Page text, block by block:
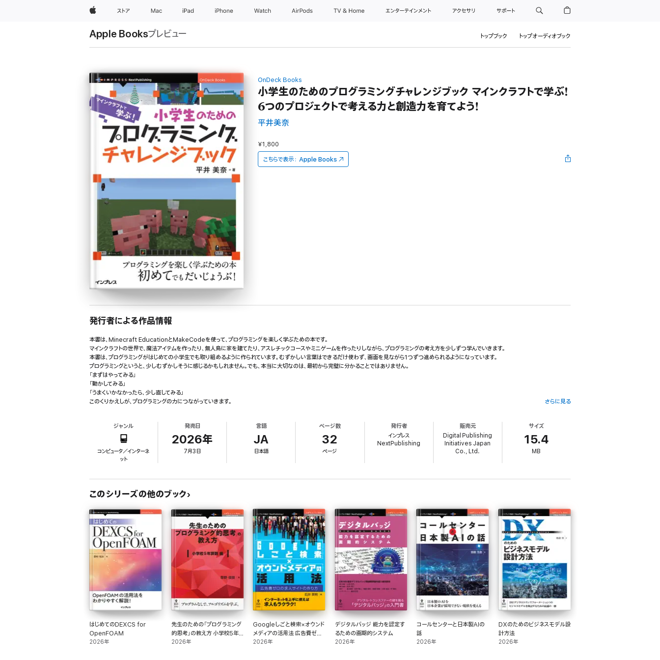
Appleストア Mac iPad iPhone Watch AirPods TV & Home エンターテインメント アクセサリ サポート
Apple Booksプレビュー トップブック トップオーディオブック
OnDeck Books
小学生のためのプログラミングチャレンジブック マインクラフトで学ぶ!
6つのプロジェクトで考える力と創造力を育てよう!
平井美奈
¥1,800
こちらで表示： Apple Books
発行者による作品情報
本書は、Minecraft EducationとMakeCodeを使って、プログラミングを楽しく学ぶための本です。
マインクラフトの世界で、魔法アイテムを作ったり、無人島に家を建てたり、アスレチックコースやミニゲームを作ったりしながら、プログラミングの考え方を少しずつ学んでいきます。
本書は、プログラミングがはじめての小学生でも取り組めるように作られています。むずかしい言葉はできるだけ使わず、画面を見ながら1つずつ進められるようになっています。
プログラミングというと、少しむずかしそうに感じるかもしれません。でも、本当に大切なのは、最初から完璧に分かることではありません。
「まずはやってみる」
「動かしてみる」
「うまくいかなかったら、少し直してみる」
このくりかえしが、プログラミングの力につながっていきます。
プログラミングがはじめてでも大丈夫です。
本書を読みながら、マインクラフトの世界で「作る楽しさ」と「考える楽しさ」をたくさん体験してみてください。
さらに見る
ジャンル
コンピュータ／インターネ
ット
発売日
2026年
7月3日
言語
JA
日本語
ページ数
32
ページ
発行者
インプレス
NextPublishing
販売元
Digital Publishing
Initiatives Japan
Co., Ltd.
サイズ
15.4
MB
このシリーズの他のブック
はじめてのDEXCS for
OpenFOAM
2026年
先生のための「プログラミング
的思考」の教え方 小学校5年
算数編
2026年
Googleしごと検索×オウンド
メディアの活用法 広告費ゼロ
の求人サイトの作り方
2026年
デジタルバッジ 能力を認定す
るための画期的システム
2026年
コールセンターと日本製AIの
話
2026年
DXのためのビジネスモデル設
計方法
2026年